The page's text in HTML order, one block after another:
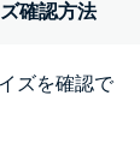
確認方法
ズを確認で